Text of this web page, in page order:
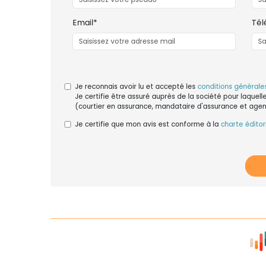
Email*
Je reconnais avoir lu et accepté les conditions
Je certifie être assuré auprès de la société pour
(courtier en assurance, mandataire d'assurance et
Je certifie que mon avis est conforme à la charte